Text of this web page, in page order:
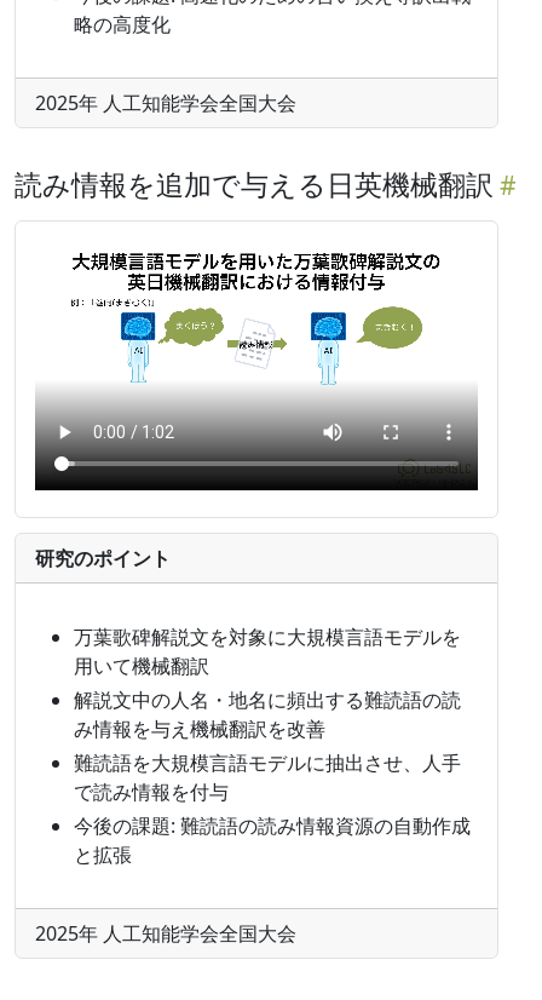
略の高度化
2025年 人工知能学会全国大会
読み情報を追加で与える日英機械翻訳
研究のポイント
万葉歌碑解説文を対象に大規模言語モデルを
用いて機械翻訳
解説文中の人名・地名に頻出する難読語の読
み情報を与え機械翻訳を改善
難読語を大規模言語モデルに抽出させ、人手
で読み情報を付与
今後の課題: 難読語の読み情報資源の自動作成
と拡張
2025年 人工知能学会全国大会